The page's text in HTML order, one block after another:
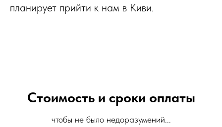
планирует прийти к нам в Киви.
Стоимость и сроки оплаты
чтобы не было недоразумений...